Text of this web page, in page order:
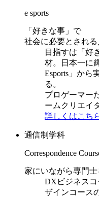
e sports
「好きな事」で
社会に必要とされ
目指すは「好
材。日本一に
Esports」から
る。
プロゲーマー
ームクリエイ
詳しくはこち
通信制学科
Correspondence
家にいながら専門士
DXビジネス
ザインコース